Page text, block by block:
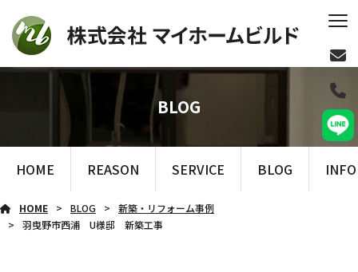
BLOG
HOME REASON SERVICE BLOG
HOME BLOG
新築・リフォーム事例
羽曳野市西浦 U様邸 新築工事